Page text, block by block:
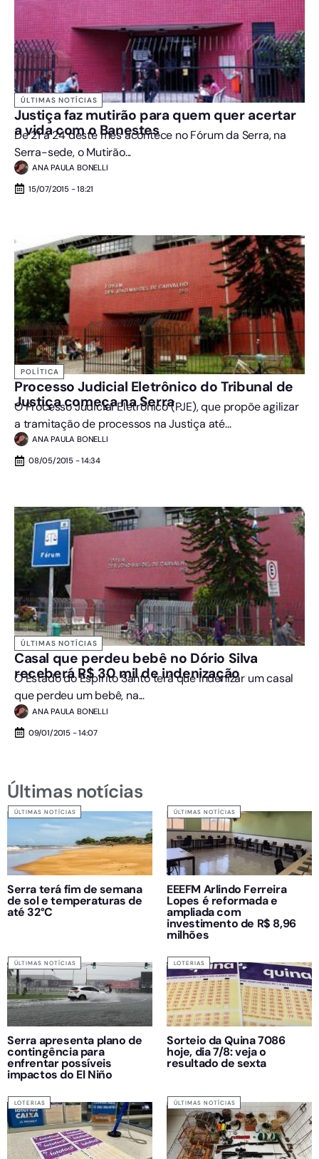
ÚLTIMAS NOTÍCIAS
Justiça faz mutirão para quem quer acertar
a vida com o Banestes
De 21 a 24 deste mês acontece no Fórum da Serra, na
Serra-sede, o Mutirão...
ANA PAULA BONELLI
15/07/2015 - 18:21
POLÍTICA
Processo Judicial Eletrônico do Tribunal de
Justiça começa na Serra
O Processo Judicial Eletrônico (PJE), que propõe agilizar
a tramitação de processos na Justiça até...
ANA PAULA BONELLI
08/05/2015 - 14:34
ÚLTIMAS NOTÍCIAS
Casal que perdeu bebê no Dório Silva
receberá R$ 30 mil de indenização
O Estado do Espírito Santo terá que indenizar um casal
que perdeu um bebê, na...
ANA PAULA BONELLI
09/01/2015 - 14:07
Últimas notícias
ÚLTIMAS NOTÍCIAS
Serra terá fim de semana
de sol e temperaturas de
até 32°C
ÚLTIMAS NOTÍCIAS
EEEFM Arlindo Ferreira
Lopes é reformada e
ampliada com
investimento de R$ 8,96
milhões
ÚLTIMAS NOTÍCIAS
Serra apresenta plano de
contingência para
enfrentar possíveis
impactos do El Niño
LOTERIAS
Sorteio da Quina 7086
hoje, dia 7/8: veja o
resultado de sexta
LOTERIAS ÚLTIMAS NOTÍCIAS